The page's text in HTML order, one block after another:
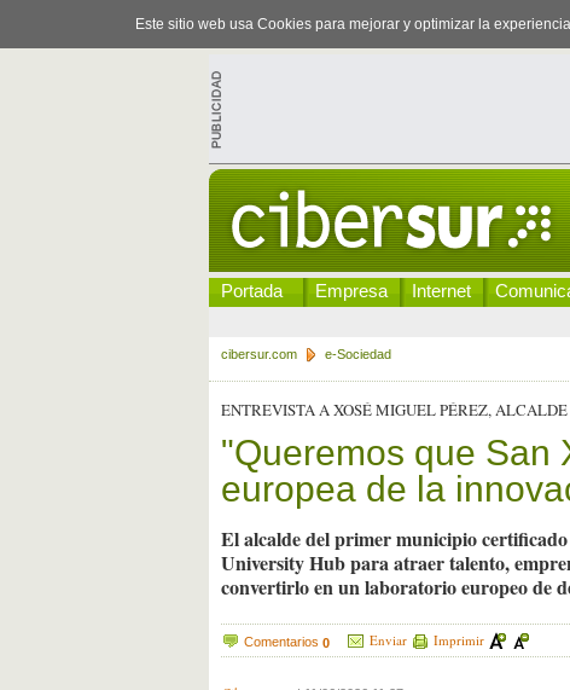
Este sitio web usa Cookies para mejorar y optimizar la
Portada Empresa Internet
cibersur.com e-Sociedad
ENTREVISTA A XOSÉ MIGUEL PÉREZ,
"Queremos que San
europea de la
El alcalde del primer municipio
University Hub para atraer talento,
convertirlo en un laboratorio europeo de
Comentarios 0 Enviar Imprimir